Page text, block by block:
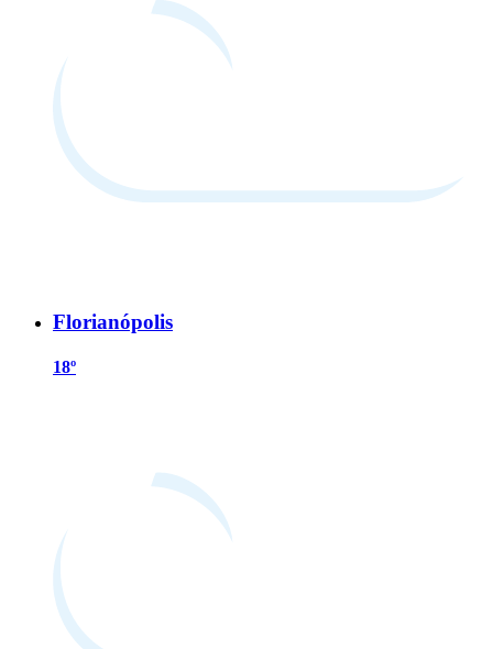
Florianópolis
18º